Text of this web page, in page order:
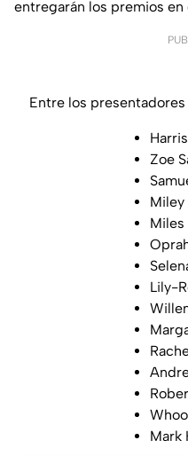
entregarán los premios
Entre los
Zoe
Miley
Miles
Lily-
Mark